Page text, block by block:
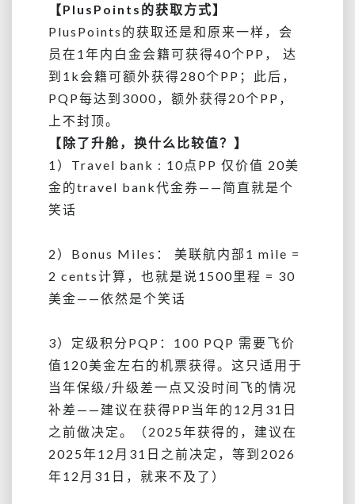
【PlusPoints的获取方式】
PlusPoints的获取还是和原来一样，会
员在1年内白金会籍可获得40个PP， 达
到1k会籍可额外获得280个PP；此后，
PQP每达到3000，额外获得20个PP，
上不封顶。
【除了升舱，换什么比较值？】
1）Travel bank : 10点PP 仅价值 20美
金的travel bank代金券——简直就是个
笑话
2）Bonus Miles： 美联航内部1 mile =
2 cents计算，也就是说1500里程 = 30
美金——依然是个笑话
3）定级积分PQP：100 PQP 需要飞价
值120美金左右的机票获得。这只适用于
当年保级/升级差一点又没时间飞的情况
补差——建议在获得PP当年的12月31日
之前做决定。（2025年获得的，建议在
2025年12月31日之前决定，等到2026
年12月31日，就来不及了）